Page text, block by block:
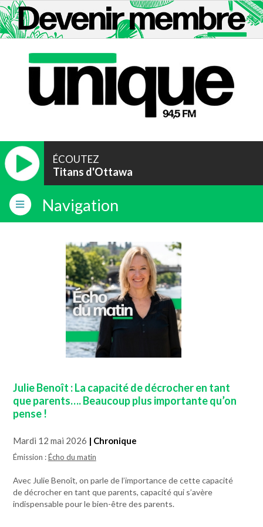
ÉCOUTEZ
Titans d'Ottawa
Navigation
Julie Benoît : La capacité de décrocher en tant
que parents…. Beaucoup plus importante qu’on
pense !
Mardi 12 mai 2026 | Chronique
Émission :Écho du matin
Avec Julie Benoît, on parle de l’importance de cette capacité
de décrocher en tant que parents, capacité qui s’avère
indispensable pour le bien-être des parents.